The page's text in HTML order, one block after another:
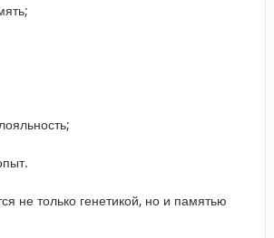
не только генетикой, но и памятью